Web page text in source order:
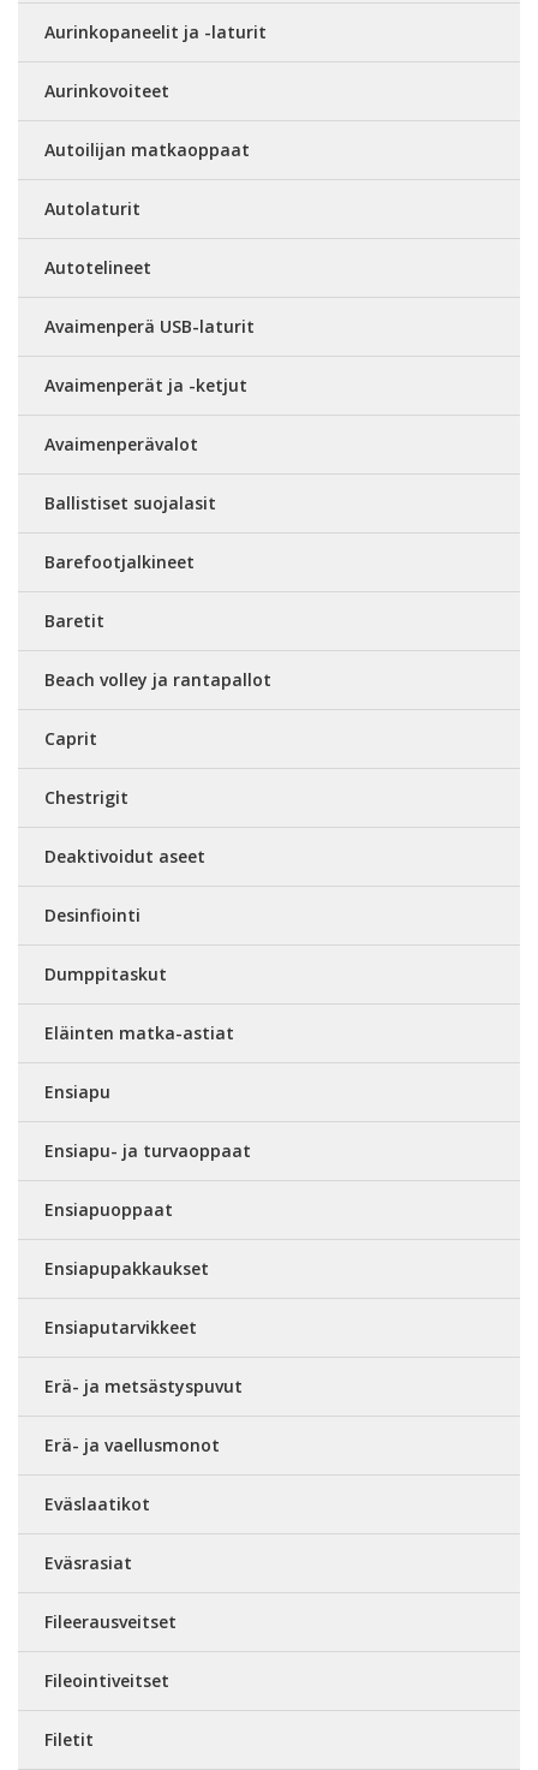
Aurinkopaneelit ja -laturit
Aurinkovoiteet
Autoilijan matkaoppaat
Autolaturit
Autotelineet
Avaimenperä USB-laturit
Avaimenperät ja -ketjut
Avaimenperävalot
Ballistiset suojalasit
Barefootjalkineet
Baretit
Beach volley ja rantapallot
Caprit
Chestrigit
Deaktivoidut aseet
Desinfiointi
Dumppitaskut
Eläinten matka-astiat
Ensiapu
Ensiapu- ja turvaoppaat
Ensiapuoppaat
Ensiapupakkaukset
Ensiaputarvikkeet
Erä- ja metsästyspuvut
Erä- ja vaellusmonot
Eväslaatikot
Eväsrasiat
Fileerausveitset
Fileointiveitset
Filetit